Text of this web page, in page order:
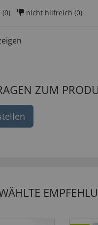
(0) nicht hilfreich (0)
ZUM